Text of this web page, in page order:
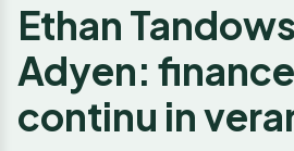
Ethan
Adyen:
continu in